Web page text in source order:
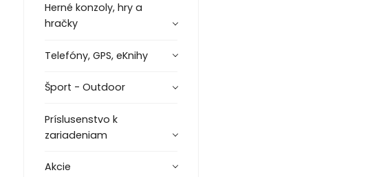
Herné konzoly, hry a
hračky
Telefóny, GPS, eKnihy
Šport - Outdoor
Príslusenstvo k
zariadeniam
Akcie